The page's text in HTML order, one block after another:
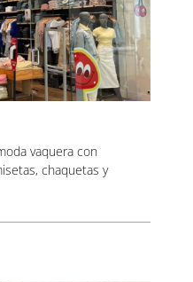
vaquera con
chaquetas y